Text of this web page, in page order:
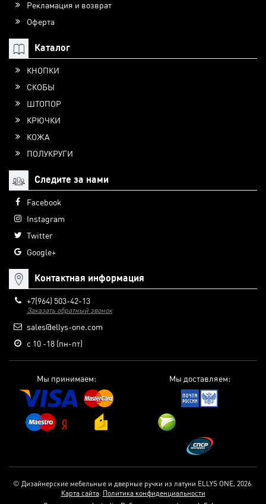
Рекламация и возврат
Оферта
Каталог
КНОПКИ
СКОБЫ
ШТОПОР
КРЮЧКИ
КОЖА
ПОЛУКРУГИ
Следите за нами
Facebook
Instagram
Twitter
Google+
Контактная информация
+7(964) 503-42-13
Заказать обратный звонок
sales@ellys-one.com
с 10 -18 (пн-пт)
Мы принимаем: Мы доставляем:
© Дизайнерские мебельные и дверные ручки из латуни ELLYS ONE, 2026.
Карта сайта. Политика конфиденциальности